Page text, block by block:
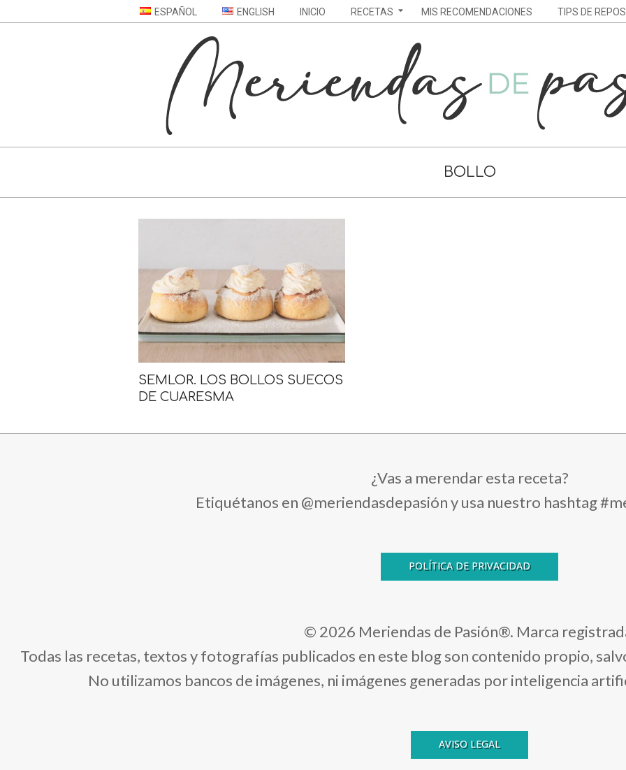
ESPAÑOL ENGLISH INICIO RECETAS MIS RECOMENDACIONES TIPS DE
MERIENDAS
DE
PASIÓN
BOLLO
SEMLOR. LOS BOLLOS SUECOS
DE CUARESMA
¿Vas a merendar esta receta?
Etiquétanos en @meriendasdepasión y usa nuestro hashtag
POLÍTICA DE PRIVACIDAD
© 2026 Meriendas de Pasión®. Marca
Todas las recetas, textos y fotografías publicados en este blog son contenido propio,
No utilizamos bancos de imágenes, ni imágenes generadas por inteligencia
AVISO LEGAL